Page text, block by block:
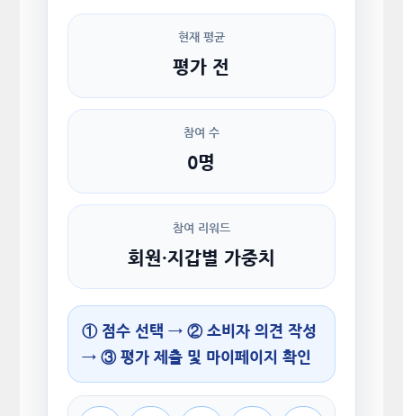
현재 평균
평가 전
참여 수
0명
참여 리워드
회원·지갑별 가중치
① 점수 선택 → ② 소비자 의견 작성
→ ③ 평가 제출 및 마이페이지 확인